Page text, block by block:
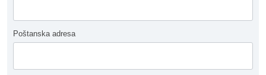
Poštanska adresa